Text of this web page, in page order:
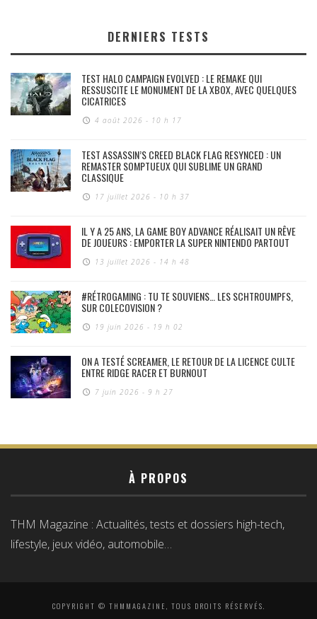
DERNIERS TESTS
TEST HALO CAMPAIGN EVOLVED : LE REMAKE QUI
RESSUSCITE LE MONUMENT DE LA XBOX, AVEC QUELQUES
CICATRICES
4 août 2026 - 10 h 17
TEST ASSASSIN’S CREED BLACK FLAG RESYNCED : UN
REMASTER SOMPTUEUX QUI SUBLIME UN GRAND
CLASSIQUE
17 juillet 2026 - 10 h 37
IL Y A 25 ANS, LA GAME BOY ADVANCE RÉALISAIT UN RÊVE
DE JOUEURS : EMPORTER LA SUPER NINTENDO PARTOUT
13 juillet 2026 - 14 h 48
#RÉTROGAMING : TU TE SOUVIENS… LES SCHTROUMPFS,
SUR COLECOVISION ?
19 juin 2026 - 19 h 02
ON A TESTÉ SCREAMER, LE RETOUR DE LA LICENCE CULTE
ENTRE RIDGE RACER ET BURNOUT
7 juin 2026 - 9 h 27
À PROPOS
THM Magazine : Actualités, tests et dossiers high-tech,
lifestyle, jeux vidéo, automobile…
COPYRIGHT © THMMAGAZINE, TOUS DROITS RÉSERVÉS.